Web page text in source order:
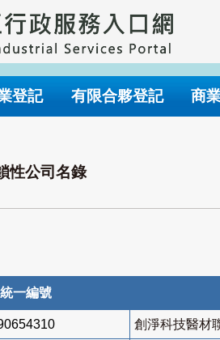
登記 有限合夥登記 商
性公司名錄
統一編號
創淨科技醫材